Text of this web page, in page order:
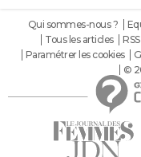
Qui sommes-nous ?
Tous les articles
RSS
Paramétrer les cookies
©